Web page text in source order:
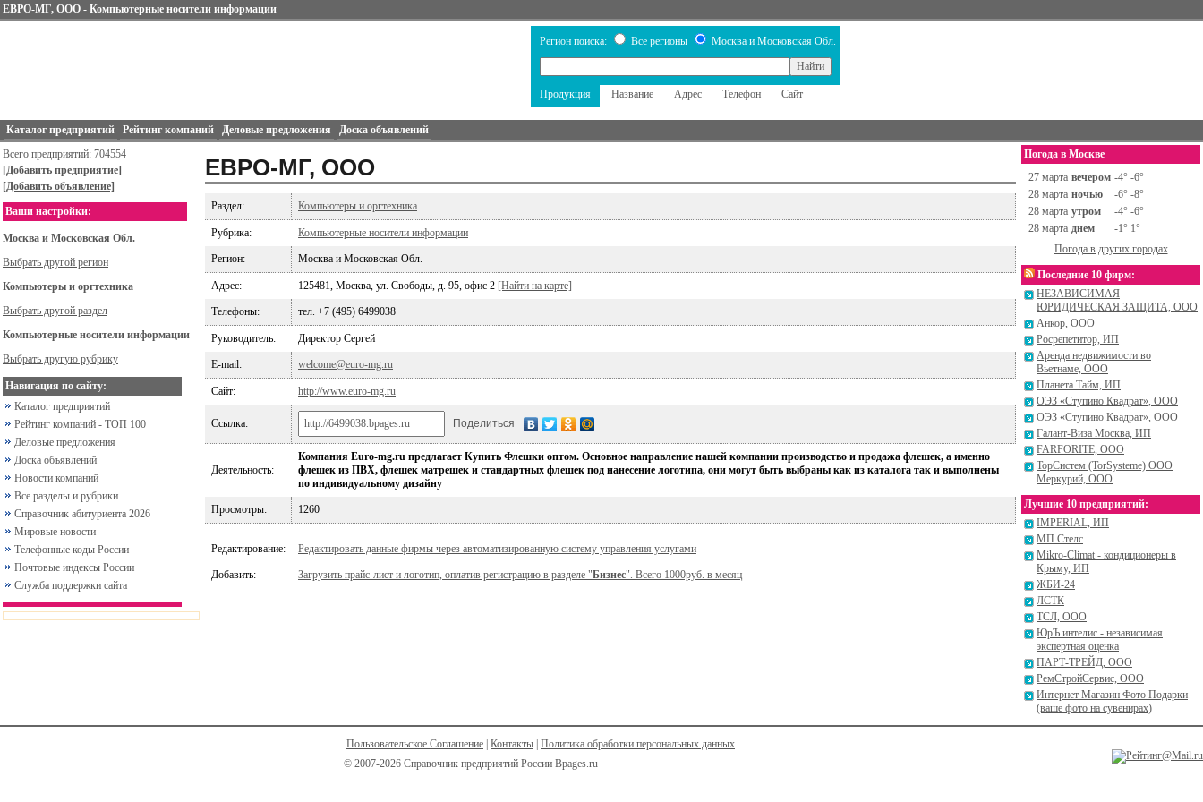
ЕВРО-МГ, ООО - Компьютерные носители информации
Регион поиска: Все регионы Москва и Московская Обл.
Продукция Название Адрес Телефон Сайт
Каталог предприятий Рейтинг компаний Деловые предложения
Доска объявлений
Всего предприятий: 704554
[Добавить предприятие]
[Добавить объявление]
Ваши настройки:
Москва и Московская Обл.
Выбрать другой регион
Компьютеры и оргтехника
Выбрать другой раздел
Компьютерные носители информации
Выбрать другую рубрику
Навигация по сайту:
Каталог предприятий
Рейтинг компаний - ТОП 100
Деловые предложения
Доска объявлений
Новости компаний
Все разделы и рубрики
Справочник абитуриента 2026
Мировые новости
Телефонные коды России
Почтовые индексы России
Служба поддержки сайта
ЕВРО-МГ, ООО
Раздел: Компьютеры и оргтехника
Рубрика: Компьютерные носители информации
Регион: Москва и Московская Обл.
Адрес: 125481, Москва, ул. Свободы, д. 95, офис 2 [Найти на карте]
Телефоны: тел. +7 (495) 6499038
Руководитель: Директор Сергей
E-mail: welcome@euro-mg.ru
Сайт: http://www.euro-mg.ru
Ссылка: Поделиться
Деятельность:
Компания Euro-mg.ru предлагает Купить Флешки оптом. Основное направление нашей компании производство и продажа флешек, а именно
флешек из ПВХ, флешек матрешек и стандартных флешек под нанесение логотипа, они могут быть выбраны как из каталога так и выполнены
по индивидуальному дизайну
Просмотры: 1260
Редактирование: Редактировать данные фирмы через автоматизированную систему управления услугами
Добавить: Загрузить прайс-лист и логотип, оплатив регистрацию в разделе "Бизнес". Всего 1000руб. в месяц
Погода в Москве
27 марта вечером -4° -6°
28 марта ночью
-6° -8°
28 марта утром
-4° -6°
28 марта днем
-1° 1°
Погода в других городах
Последние 10 фирм:
НЕЗАВИСИМАЯ
ЮРИДИЧЕСКАЯ ЗАЩИТА, ООО
Анкор, ООО
Росрепетитор, ИП
Аренда недвижимости во
Вьетнаме, ООО
Планета Тайм, ИП
ОЭЗ «Ступино Квадрат», ООО
ОЭЗ «Ступино Квадрат», ООО
Галант-Виза Москва, ИП
FARFORITE, ООО
ТорСистем (TorSysteme) ООО
Меркурий, ООО
Лучшие 10 предприятий:
IMPERIAL, ИП
МП Стелс
Mikro-Climat - кондиционеры в
Крыму, ИП
ЖБИ-24
ЛСТК
ТСЛ, ООО
ЮрЪ интелис - независимая
экспертная оценка
ПАРТ-ТРЕЙД, ООО
РемСтройСервис, ООО
Интернет Магазин Фото Подарки
(ваше фото на сувенирах)
Пользовательское Соглашение Контакты Политика обработки персональных данных
© 2007-2026 Справочник предприятий России Bpages.ru